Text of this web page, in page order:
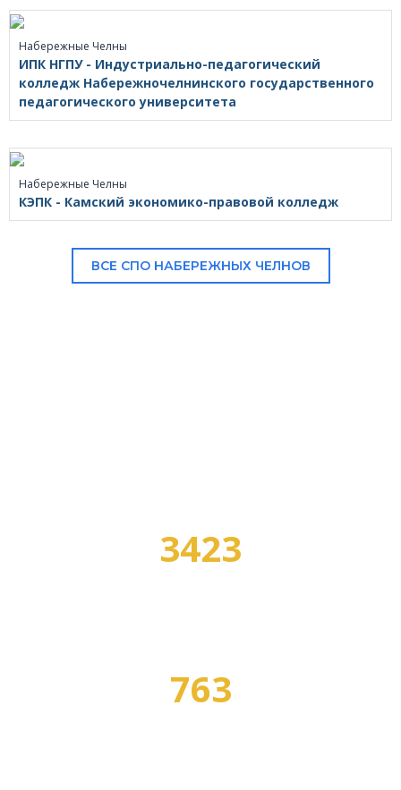
Набережные Челны
ИПК НГПУ - Индустриально-педагогический
колледж Набережночелнинского государственного
педагогического университета
Набережные Челны
КЭПК - Камский экономико-правовой колледж
ВСЕ СПО НАБЕРЕЖНЫХ ЧЕЛНОВ
3423
763